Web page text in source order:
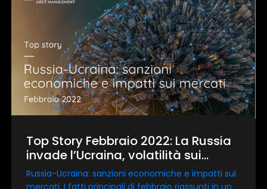
Top Story Febbraio 2022: La Russia
invade l’Ucraina, volatilità sui
mercati e corsa ai beni rifugio
Russia-Ucraina: sanzioni economiche e impatti sui